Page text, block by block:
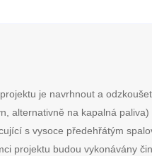
je navrhnout a
alternativně na kapalná paliva)
s vysoce předehřátým
projektu budou vykonávány